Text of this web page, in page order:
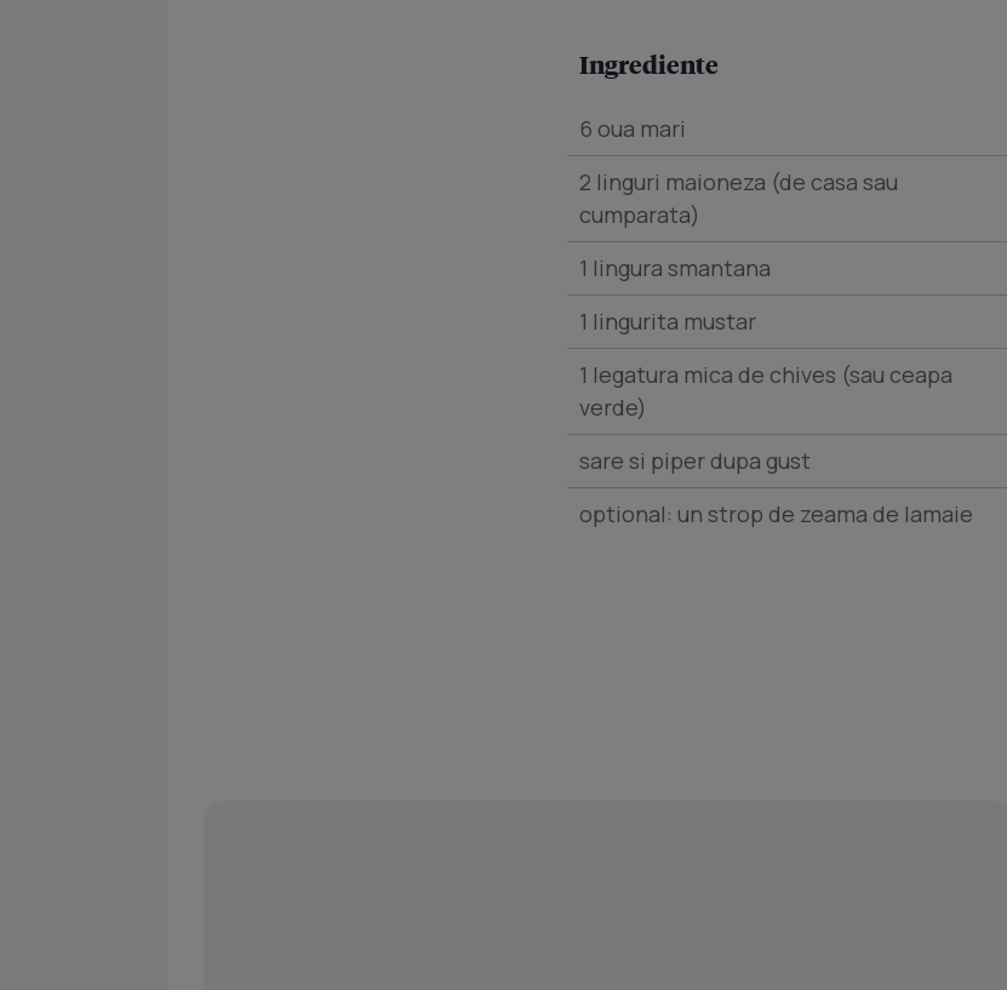
Ingrediente
6 oua mari
2 linguri maioneza (de casa sau
cumparata)
1 lingura smantana
1 lingurita mustar
1 legatura mica de chives (sau ceapa
verde)
sare si piper dupa gust
optional: un strop de zeama de lamaie